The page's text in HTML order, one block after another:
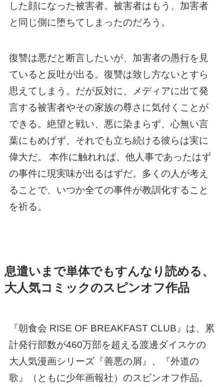
した顔になった被害者。被害者はもう、加害者
と同じ側に堕ちてしまったのだろう。
復讐は悪だと断言したいが、加害者の愚行を見
ていると反吐が出る。復讐は致し方ないとすら
思えてしまう。だが反対に、メディアに出て発
言する被害者やその家族の尊さに気付くことが
できる。絶望と戦い、悪に染まらず、心無い言
葉にもめげず、それでも立ち続ける彼らは実に
偉大だ。 本作に触れれば、他人事であったはず
の事件に現実味が出るはずだ。多くの人が考え
ることで、いつか全ての事件が教訓化すること
を祈る。
息遣いまで単体でもすんなり読める、
大人気コミックのスピンオフ作品
『朝食会 RISE OF BREAKFAST CLUB』は、累
計発行部数が460万部を超える渡邊ダイスケの
大人気漫画シリーズ『善悪の屑』、『外道の
歌』（ともに少年画報社）のスピンオフ作品。